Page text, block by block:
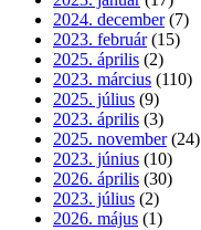
2024. december (7)
2023. február (15)
2025. április (2)
2023. március (110)
2025. július (9)
2023. április (3)
2025. november (24)
2023. június (10)
2026. április (30)
2023. július (2)
2026. május (1)